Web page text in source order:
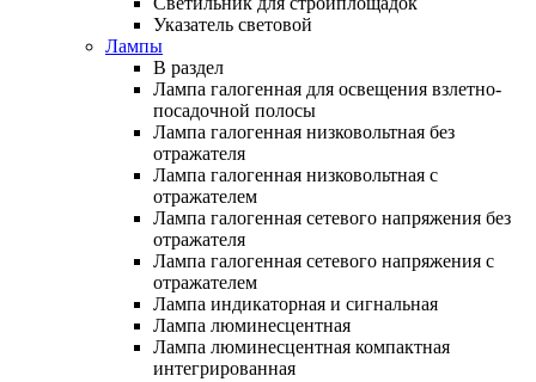
Указатель световой
Лампы
В раздел
Лампа галогенная для освещения взлетно-
посадочной полосы
Лампа галогенная низковольтная без
отражателя
Лампа галогенная низковольтная с
отражателем
Лампа галогенная сетевого напряжения без
отражателя
Лампа галогенная сетевого напряжения с
отражателем
Лампа индикаторная и сигнальная
Лампа люминесцентная
Лампа люминесцентная компактная
интегрированная